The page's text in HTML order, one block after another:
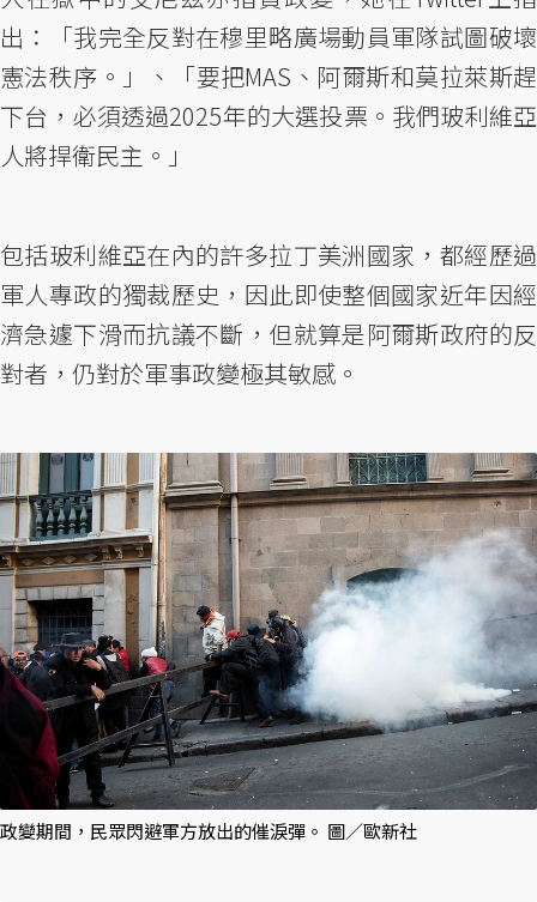
出：「我完全反對在穆里略廣場動員軍隊試圖破壞
憲法秩序。」、「要把MAS、阿爾斯和莫拉萊斯趕
下台，必須透過2025年的大選投票。我們玻利維亞
人將捍衛民主。」
包括玻利維亞在內的許多拉丁美洲國家，都經歷過
軍人專政的獨裁歷史，因此即使整個國家近年因經
濟急遽下滑而抗議不斷，但就算是阿爾斯政府的反
對者，仍對於軍事政變極其敏感。
政變期間，民眾閃避軍方放出的催淚彈。 圖／歐新社